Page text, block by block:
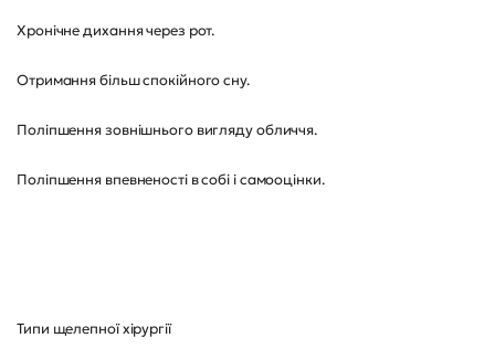
Хронічне дихання через рот.
Отримання більш спокійного сну.
Поліпшення зовнішнього вигляду обличчя.
Поліпшення впевненості в собі і самооцінки.
Типи щелепної хірургії